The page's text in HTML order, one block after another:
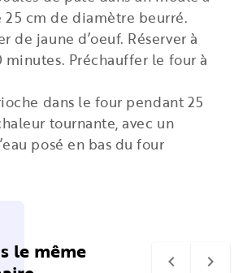
25 cm de diamètre beurré.
de jaune d’oeuf. Réserver à
minutes. Préchauffer le four à
dans le four pendant 25
tournante, avec un
posé en bas du four
le même
navigate_before navigate_next